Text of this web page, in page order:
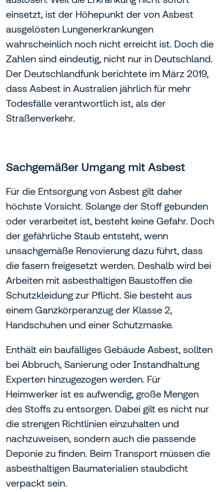
einsetzt, ist der Höhepunkt der von Asbest
ausgelösten Lungenerkrankungen
wahrscheinlich noch nicht erreicht ist. Doch die
Zahlen sind eindeutig, nicht nur in Deutschland.
Der Deutschlandfunk berichtete im März 2019,
dass Asbest in Australien jährlich für mehr
Todesfälle verantwortlich ist, als der
Straßenverkehr.
Sachgemäßer Umgang mit Asbest
Für die Entsorgung von Asbest gilt daher
höchste Vorsicht. Solange der Stoff gebunden
oder verarbeitet ist, besteht keine Gefahr. Doch
der gefährliche Staub entsteht, wenn
unsachgemäße Renovierung dazu führt, dass
die fasern freigesetzt werden. Deshalb wird bei
Arbeiten mit asbesthaltigen Baustoffen die
Schutzkleidung zur Pflicht. Sie besteht aus
einem Ganzkörperanzug der Klasse 2,
Handschuhen und einer Schutzmaske.
Enthält ein baufälliges Gebäude Asbest, sollten
bei Abbruch, Sanierung oder Instandhaltung
Experten hinzugezogen werden. Für
Heimwerker ist es aufwendig, große Mengen
des Stoffs zu entsorgen. Dabei gilt es nicht nur
die strengen Richtlinien einzuhalten und
nachzuweisen, sondern auch die passende
Deponie zu finden. Beim Transport müssen die
asbesthaltigen Baumaterialien staubdicht
verpackt sein.